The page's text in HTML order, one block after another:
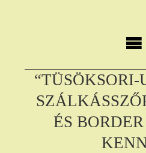
“TÜSÖKSORI-
ÉS